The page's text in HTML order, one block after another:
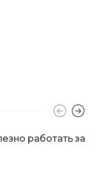
работать за